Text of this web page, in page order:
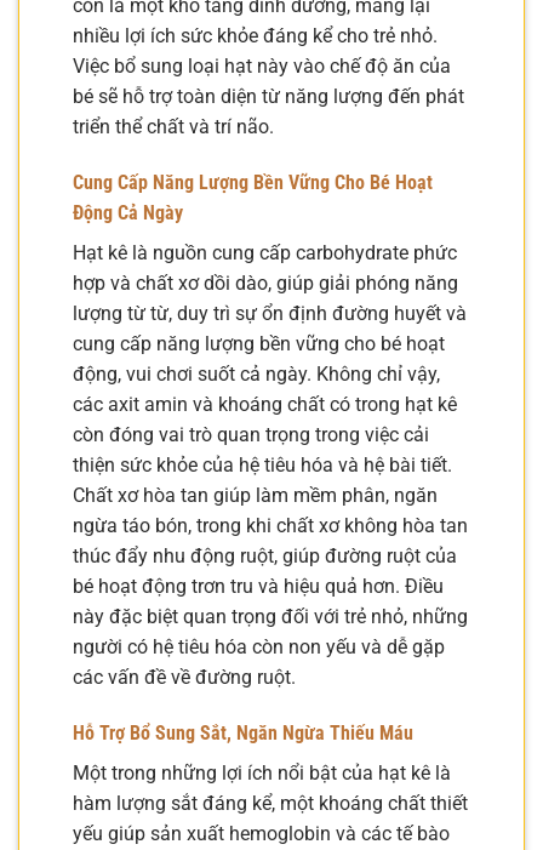
còn là một kho tàng dinh dưỡng, mang lại
nhiều lợi ích sức khỏe đáng kể cho trẻ nhỏ.
Việc bổ sung loại hạt này vào chế độ ăn của
bé sẽ hỗ trợ toàn diện từ năng lượng đến phát
triển thể chất và trí não.
Cung Cấp Năng Lượng Bền Vững Cho Bé Hoạt
Động Cả Ngày
Hạt kê là nguồn cung cấp carbohydrate phức
hợp và chất xơ dồi dào, giúp giải phóng năng
lượng từ từ, duy trì sự ổn định đường huyết và
cung cấp năng lượng bền vững cho bé hoạt
động, vui chơi suốt cả ngày. Không chỉ vậy,
các axit amin và khoáng chất có trong hạt kê
còn đóng vai trò quan trọng trong việc cải
thiện sức khỏe của hệ tiêu hóa và hệ bài tiết.
Chất xơ hòa tan giúp làm mềm phân, ngăn
ngừa táo bón, trong khi chất xơ không hòa tan
thúc đẩy nhu động ruột, giúp đường ruột của
bé hoạt động trơn tru và hiệu quả hơn. Điều
này đặc biệt quan trọng đối với trẻ nhỏ, những
người có hệ tiêu hóa còn non yếu và dễ gặp
các vấn đề về đường ruột.
Hỗ Trợ Bổ Sung Sắt, Ngăn Ngừa Thiếu Máu
Một trong những lợi ích nổi bật của hạt kê là
hàm lượng sắt đáng kể, một khoáng chất thiết
yếu giúp sản xuất hemoglobin và các tế bào